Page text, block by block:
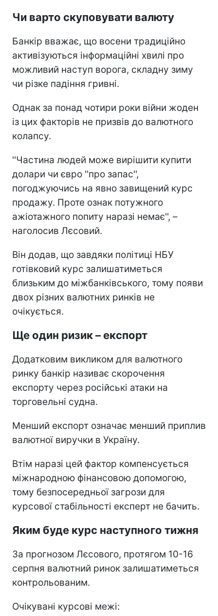
Чи варто скуповувати валюту
Банкір вважає, що восени традиційно
активізуються інформаційні хвилі про
можливий наступ ворога, складну зиму
чи різке падіння гривні.
Однак за понад чотири роки війни жоден
із цих факторів не призвів до валютного
колапсу.
''Частина людей може вирішити купити
долари чи євро ''про запас'',
погоджуючись на явно завищений курс
продажу. Проте ознак потужного
ажіотажного попиту наразі немає'', –
наголосив Лєсовий.
Він додав, що завдяки політиці НБУ
готівковий курс залишатиметься
близьким до міжбанківського, тому появи
двох різних валютних ринків не
очікується.
Ще один ризик – експорт
Додатковим викликом для валютного
ринку банкір називає скорочення
експорту через російські атаки на
торговельні судна.
Менший експорт означає менший приплив
валютної виручки в Україну.
Втім наразі цей фактор компенсується
міжнародною фінансовою допомогою,
тому безпосередньої загрози для
курсової стабільності експерт не бачить.
Яким буде курс наступного тижня
За прогнозом Лєсового, протягом 10-16
серпня валютний ринок залишатиметься
контрольованим.
Очікувані курсові межі: